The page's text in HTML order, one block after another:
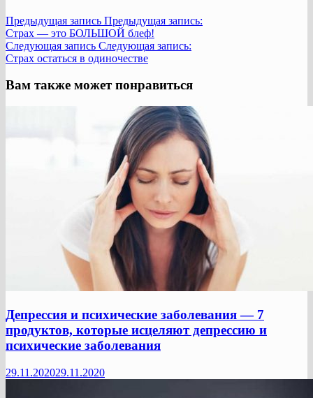
Предыдущая запись Предыдущая запись:
Страх — это БОЛЬШОЙ блеф!
Следующая запись Следующая запись:
Страх остаться в одиночестве
Вам также может понравиться
Депрессия и психические заболевания — 7
продуктов, которые исцеляют депрессию и
психические заболевания
29.11.202029.11.2020